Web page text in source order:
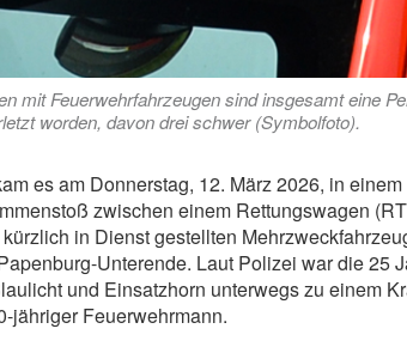
mit Feuerwehrfahrzeugen sind insgesamt eine
worden, davon drei schwer (Symbolfoto).
es am Donnerstag, 12. März 2026, in
zwischen einem Rettungswagen
in Dienst gestellten
Unterende. Laut Polizei war die 25
und Einsatzhorn unterwegs zu einem
jähriger Feuerwehrmann.